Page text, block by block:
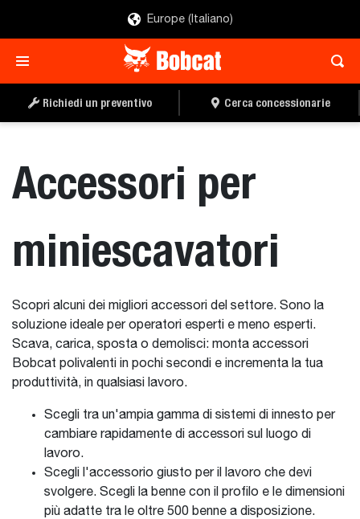
Europe (Italiano)
Richiedi un preventivo Cerca concessionarie
Accessori per
miniescavatori
Scopri alcuni dei migliori accessori del settore. Sono la
soluzione ideale per operatori esperti e meno esperti.
Scava, carica, sposta o demolisci: monta accessori
Bobcat polivalenti in pochi secondi e incrementa la tua
produttività, in qualsiasi lavoro.
Scegli tra un'ampia gamma di sistemi di innesto per
cambiare rapidamente di accessori sul luogo di
lavoro.
Scegli l'accessorio giusto per il lavoro che devi
svolgere. Scegli la benne con il profilo e le dimensioni
più adatte tra le oltre 500 benne a disposizione.